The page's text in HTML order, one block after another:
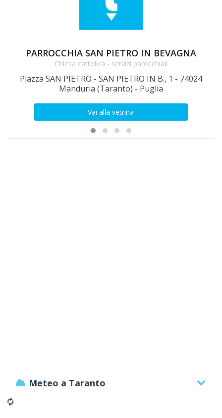
PARROCCHIA SAN PIETRO IN BEVAGNA
Chiesa cattolica - servizi parocchiali
Piazza SAN PIETRO - SAN PIETRO IN B., 1 - 74024
Manduria (Taranto) - Puglia
Vai alla vetrina
Meteo a Taranto